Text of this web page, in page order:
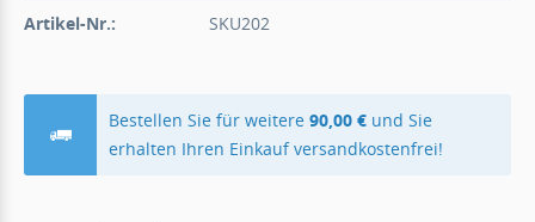
Artikel-Nr.: SKU202
Bestellen Sie für weitere90,00 € und Sie
erhalten Ihren Einkauf versandkostenfrei!